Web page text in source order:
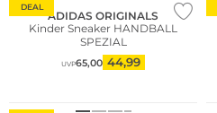
DEAL
ADIDAS ORIGINALS
Kinder Sneaker HANDBALL
SPEZIAL
UVP65,00 44,99